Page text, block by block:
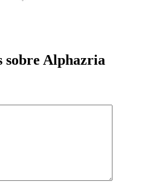
sobre Alphazria